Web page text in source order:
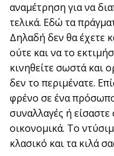
αναμέτρηση για να
τελικά. Εδώ τα
Δηλαδή δεν θα έχετε
ούτε και να το
κινηθείτε σωστά και
δεν το περιμένατε.
φρένο σε ένα
συναλλαγές ή
οικονομικά. Το
κλασικό και τα κιλά